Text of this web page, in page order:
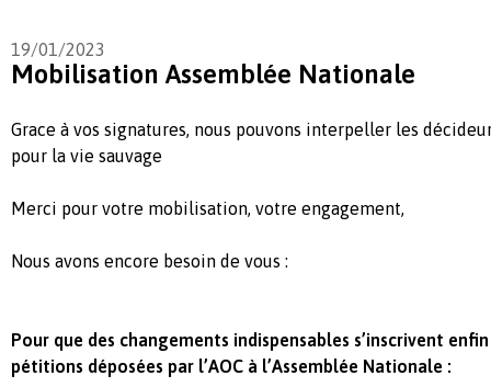
19/01/2023
Mobilisation Assemblée Nationale
Grace à vos signatures, nous pouvons interpeller les
pour la vie sauvage
Merci pour votre mobilisation, votre engagement,
Nous avons encore besoin de vous :
Pour que des changements indispensables s’inscrivent
pétitions déposées par l’AOC à l’Assemblée Nationale :